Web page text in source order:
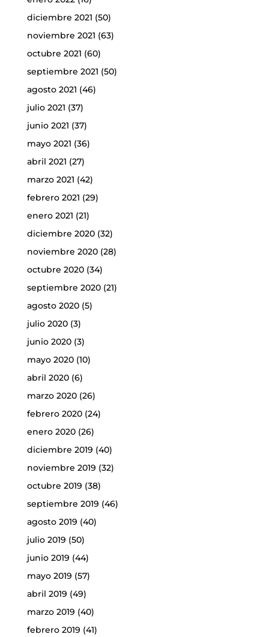
diciembre 2021 (50)
noviembre 2021 (63)
octubre 2021 (60)
septiembre 2021 (50)
agosto 2021 (46)
julio 2021 (37)
junio 2021 (37)
mayo 2021 (36)
abril 2021 (27)
marzo 2021 (42)
febrero 2021 (29)
enero 2021 (21)
diciembre 2020(32)
noviembre 2020(28)
octubre 2020(34)
septiembre 2020(21)
agosto 2020(5)
julio 2020(3)
junio 2020(3)
mayo 2020(10)
abril 2020(6)
marzo 2020(26)
febrero 2020(24)
enero 2020(26)
diciembre 2019 (40)
noviembre 2019 (32)
octubre 2019 (38)
septiembre 2019 (46)
agosto 2019 (40)
julio 2019 (50)
junio 2019 (44)
mayo 2019 (57)
abril 2019 (49)
marzo 2019 (40)
febrero 2019 (41)